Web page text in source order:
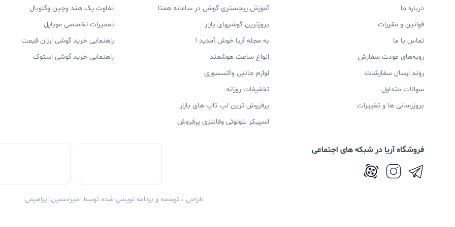
می‌باشند.
PLUS سامسونگ می‌شود و از آن در مقابل هرگونه کشش و پارگی و ایجاد قطعی در سیم محافظت می‌کند.
مکالمه و میکروفون هندزفری S10 Plus
هندزفری‌هاست که دارای کیفیت به شدت خوب در زمینه مکالمه و میکروفون می‌باشد. این هندزفری قابلیت حذف
صدای ورودی و خروجی به خوبی انتقال پیدا می‌کند. صدای خروجی و ورودی در همه‌ی سطح صدایی، دارای کیفیت
می‌باشد و درکل راضی‌تان می‌کند.
درباره ما
قوانین و مقررات
تماس با ما
رویه‌های عودت سفارش
روند ارسال سفارشات
سوالات متداول
بروزرسانی ها و تغییرات
آموزش ریجستری گوشی در سامانه همتا
بروزترین گوشیهای بازار
به مجله آریا خوش آمدید !
انواع ساعت هوشمند
لوازم جانبی واکسسوری
تخفیفات روزانه
پرفروش ترین لپ تاپ های بازار
اسپیکر بلوتوثی وفانتزی پرفروش
تفاوت پک هند وچین وگلوبال
تعمیرات تخصصی موبایل
راهنمایی خرید گوشی ارزان قیمت
راهنمایی خرید گوشی استوک
فروشگاه آریا در شبکه های اجتماعی
طراحی ، توسعه و برنامه نویسی شده توسط امیرحسین ابراهیمی